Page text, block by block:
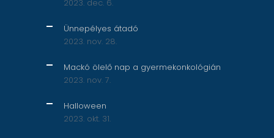
2023. dec. 6.
Ünnepélyes átadó
2023. nov. 28.
Mackó ölelő nap a gyermekonkológián
2023. nov. 7.
Halloween
2023. okt. 31.